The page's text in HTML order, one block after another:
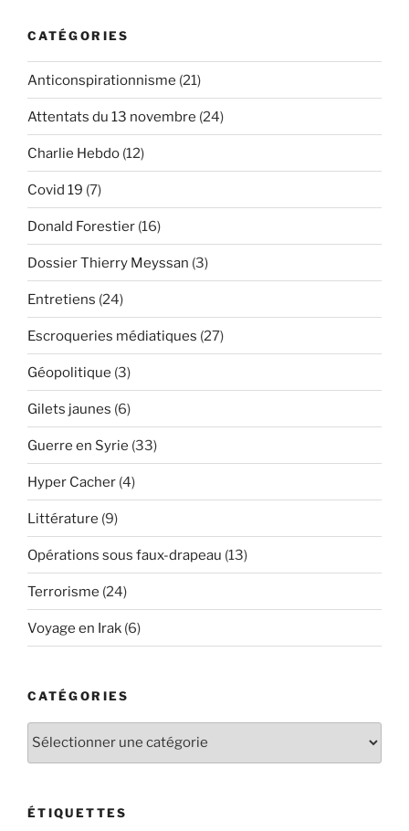
CATÉGORIES
Anticonspirationnisme (21)
Attentats du 13 novembre (24)
Charlie Hebdo (12)
Covid 19 (7)
Donald Forestier (16)
Dossier Thierry Meyssan (3)
Entretiens (24)
Escroqueries médiatiques (27)
Géopolitique (3)
Gilets jaunes (6)
Guerre en Syrie (33)
Hyper Cacher (4)
Littérature (9)
Opérations sous faux-drapeau (13)
Terrorisme (24)
Voyage en Irak (6)
CATÉGORIES
Catégories
ÉTIQUETTES